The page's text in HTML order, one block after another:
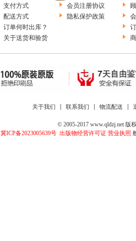
支付方式
配送方式
订单何时出库？
关于送货和验货
会员注册协议
隐私保护政策
关于我们 联系我们 物流配送
© 2005-2017 www.qldzj.net
冀ICP备2023005639号 出版物经营许可证 营业执照